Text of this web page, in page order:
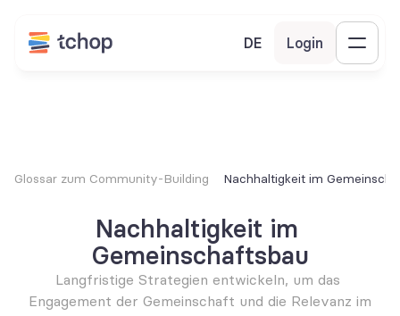
DE Login
Glossar zum Community-Building Nachhaltigkeit im
Nachhaltigkeit im
Gemeinschaftsbau
Langfristige Strategien entwickeln, um das
Engagement der Gemeinschaft und die Relevanz im